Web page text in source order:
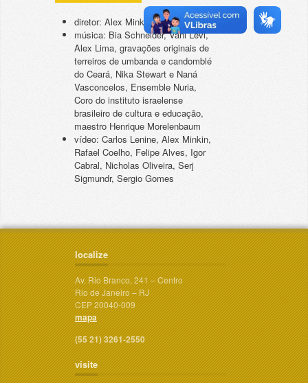
diretor: Alex Minkin
música: Bia Schneider, Vani Levi,
Alex Lima, gravações originais de
terreiros de umbanda e candomblé
do Ceará, Nika Stewart e Naná
Vasconcelos, Ensemble Nuria,
Coro do instituto israelense
brasileiro de cultura e educação,
maestro Henrique Morelenbaum
vídeo: Carlos Lenine, Alex Minkin,
Rafael Coelho, Felipe Alves, Igor
Cabral, Nicholas Oliveira, Serj
Sigmundr, Sergio Gomes
localize
Av. Rio Branco, 241 – Centro
Rio de Janeiro – RJ
CEP 20040-009
mapa
(55 21) 3261-2550
visite